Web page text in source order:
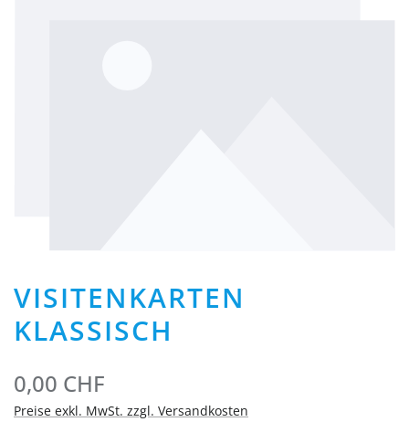
VISITENKARTEN
KLASSISCH
0,00 CHF
Preise exkl. MwSt. zzgl. Versandkosten